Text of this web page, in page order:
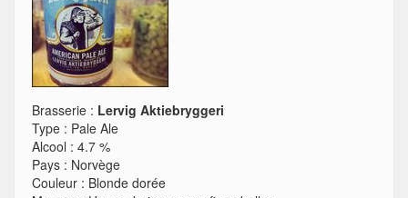
Brasserie : Lervig Aktiebryggeri
Type : Pale Ale
Alcool : 4.7 %
Pays : Norvège
Couleur : Blonde dorée